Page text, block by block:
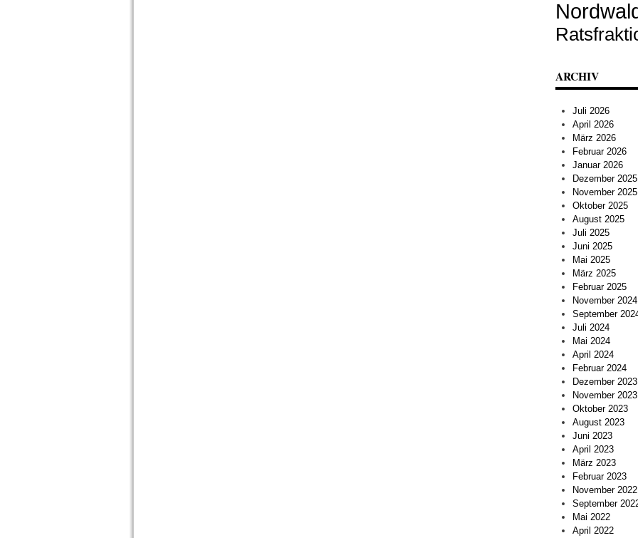
ARCHIV
Juli 2026
April 2026
März 2026
Februar 2026
Januar 2026
Dezember 2025
November 2025
Oktober 2025
August 2025
Juli 2025
Juni 2025
Mai 2025
März 2025
Februar 2025
November 2024
September
Juli 2024
Mai 2024
April 2024
Februar 2024
Dezember 2023
November 2023
Oktober 2023
August 2023
Juni 2023
April 2023
März 2023
Februar 2023
November 2022
September
Mai 2022
April 2022